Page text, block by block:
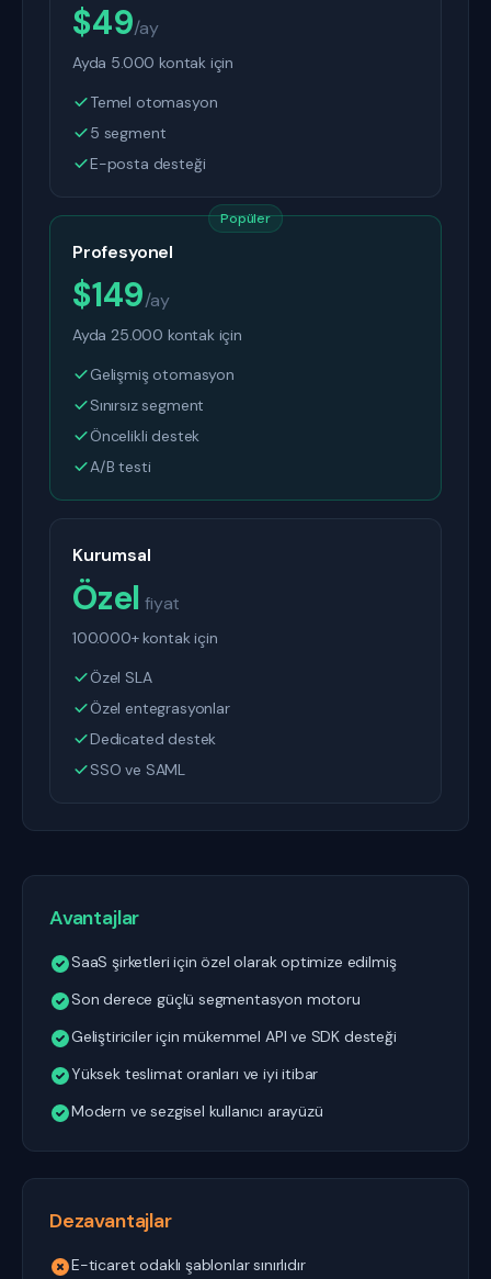
$49/ay
Ayda 5.000 kontak için
Temel otomasyon
5 segment
E-posta desteği
Popüler
Profesyonel
$149/ay
Ayda 25.000 kontak için
Gelişmiş otomasyon
Sınırsız segment
Öncelikli destek
A/B testi
Kurumsal
Özel fiyat
100.000+ kontak için
Özel SLA
Özel entegrasyonlar
Dedicated destek
SSO ve SAML
Avantajlar
SaaS şirketleri için özel olarak optimize edilmiş
Son derece güçlü segmentasyon motoru
Geliştiriciler için mükemmel API ve SDK desteği
Yüksek teslimat oranları ve iyi itibar
Modern ve sezgisel kullanıcı arayüzü
Dezavantajlar
E-ticaret odaklı şablonlar sınırlıdır